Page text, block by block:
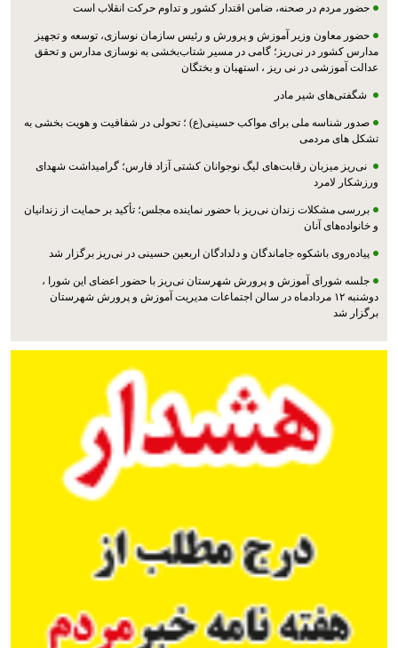
حضور مردم در صحنه، ضامن اقتدار کشور و تداوم حرکت انقلاب است
حضور معاون وزیر آموزش و پرورش و رئیس سازمان نوسازی، توسعه و تجهیز
مدارس کشور در نی‌ریز؛ گامی در مسیر شتاب‌بخشی به نوسازی مدارس و تحقق
عدالت آموزشی در نی ریز ، استهبان و بختگان
شگفتی‌های شیر مادر
صدور شناسه ملی برای مواکب حسینی(ع) ؛ تحولی در شفافیت و هویت بخشی به
تشکل های مردمی
نی‌ریز میزبان رقابت‌های لیگ نوجوانان کشتی آزاد فارس؛ گرامیداشت شهدای
ورزشکار لامرد
بررسی مشکلات زندان نی‌ریز با حضور نماینده مجلس؛ تأکید بر حمایت از زندانیان
و خانواده‌های آنان
پیاده‌روی باشکوه جاماندگان و دلدادگان اربعین حسینی در نی‌ریز برگزار شد
جلسه شورای آموزش و پرورش شهرستان نی‌ریز با حضور اعضای این شورا ،
دوشنبه ۱۲ مردادماه در سالن اجتماعات مدیریت آموزش و پرورش شهرستان
برگزار شد